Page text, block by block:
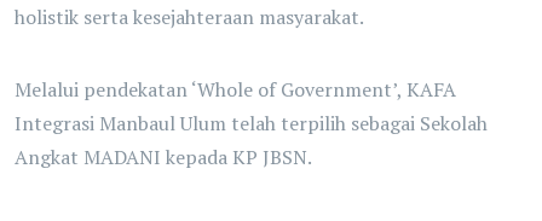
holistik serta kesejahteraan masyarakat.
Melalui pendekatan ‘Whole of Government’, KAFA
Integrasi Manbaul Ulum telah terpilih sebagai Sekolah
Angkat MADANI kepada KP JBSN.